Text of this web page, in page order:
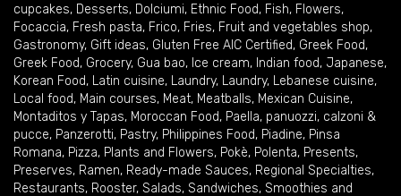
cupcakes, Desserts, Dolciumi, Ethnic Food, Fish, Flowers,
Focaccia, Fresh pasta, Frico, Fries, Fruit and vegetables shop,
Gastronomy, Gift ideas, Gluten Free AIC Certified, Greek Food,
Greek Food, Grocery, Gua bao, Ice cream, Indian food, Japanese,
Korean Food, Latin cuisine, Laundry, Laundry, Lebanese cuisine,
Local food, Main courses, Meat, Meatballs, Mexican Cuisine,
Montaditos y Tapas, Moroccan Food, Paella, panuozzi, calzoni &
pucce, Panzerotti, Pastry, Philippines Food, Piadine, Pinsa
Romana, Pizza, Plants and Flowers, Pokè, Polenta, Presents,
Preserves, Ramen, Ready-made Sauces, Regional Specialties,
Restaurants, Rooster, Salads, Sandwiches, Smoothies and